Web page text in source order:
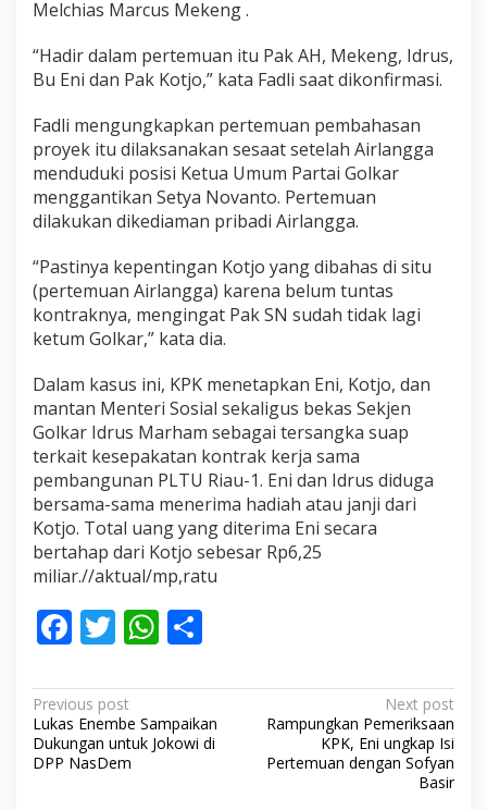
Melchias Marcus Mekeng .
“Hadir dalam pertemuan itu Pak AH, Mekeng, Idrus,
Bu Eni dan Pak Kotjo,” kata Fadli saat dikonfirmasi.
Fadli mengungkapkan pertemuan pembahasan
proyek itu dilaksanakan sesaat setelah Airlangga
menduduki posisi Ketua Umum Partai Golkar
menggantikan Setya Novanto. Pertemuan
dilakukan dikediaman pribadi Airlangga.
“Pastinya kepentingan Kotjo yang dibahas di situ
(pertemuan Airlangga) karena belum tuntas
kontraknya, mengingat Pak SN sudah tidak lagi
ketum Golkar,” kata dia.
Dalam kasus ini, KPK menetapkan Eni, Kotjo, dan
mantan Menteri Sosial sekaligus bekas Sekjen
Golkar Idrus Marham sebagai tersangka suap
terkait kesepakatan kontrak kerja sama
pembangunan PLTU Riau-1. Eni dan Idrus diduga
bersama-sama menerima hadiah atau janji dari
Kotjo. Total uang yang diterima Eni secara
bertahap dari Kotjo sebesar Rp6,25
miliar.//aktual/mp,ratu
F
e
b
o
T
itt
er
W
at
s
ar
e
P
o
s
Previous post
Lukas Enembe Sampaikan
Dukungan untuk Jokowi di
DPP NasDem
Next post
Rampungkan Pemeriksaan
KPK, Eni ungkap Isi
Pertemuan dengan Sofyan
Basir